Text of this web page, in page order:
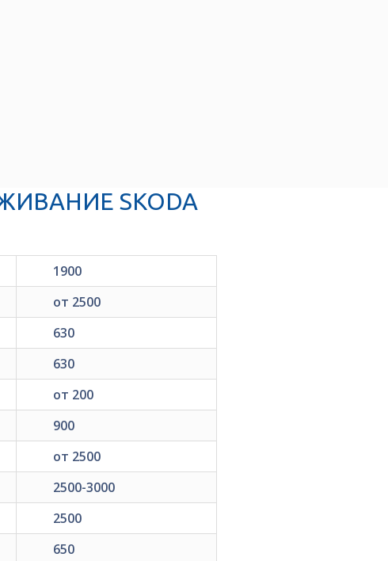
SKODA
1900
от 2500
630
630
от 200
900
от 2500
2500-3000
2500
650